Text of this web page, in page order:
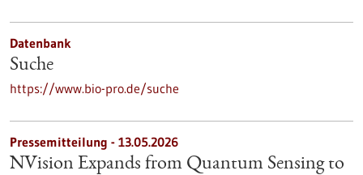
Datenbank
Suche
https://www.bio-pro.de/suche
Pressemitteilung - 13.05.2026
NVision Expands from Quantum Sensing to